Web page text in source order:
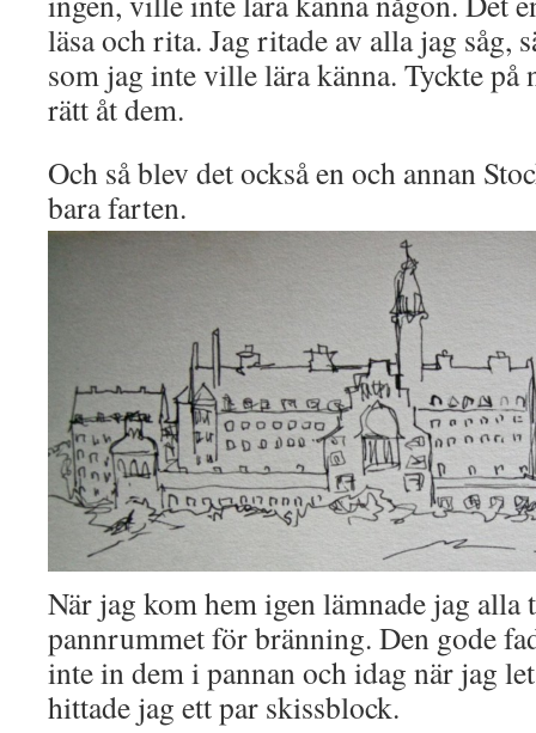
läsa och rita. Jag ritade av alla jag såg,
som jag inte ville lära känna. Tyckte på
rätt åt dem.
Och så blev det också en och annan
bara farten.
När jag kom hem igen lämnade jag alla
pannrummet för bränning. Den gode
inte in dem i pannan och idag när jag
hittade jag ett par skissblock.